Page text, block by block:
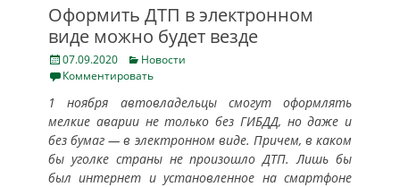
Оформить ДТП в электронном
виде можно будет везде
Posted
on
07.09.2020 Categories
Новости
Комментировать
1 ноября автовладельцы смогут оформлять
мелкие аварии не только без ГИБДД, но даже и
без бумаг — в электронном виде. Причем, в каком
бы уголке страны не произошло ДТП. Лишь бы
был интернет и установленное на смартфоне